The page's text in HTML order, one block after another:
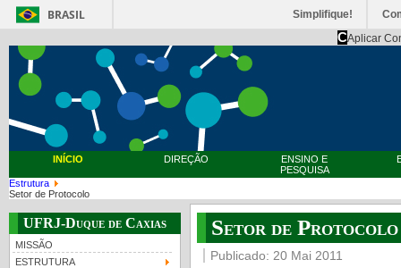
BRASIL Simplifique!
CAplicar
INÍCIO DIREÇÃO
ENSINO E
PESQUISA
Estrutura
Setor de Protocolo
UFRJ-Duque de Caxias
MISSÃO
ESTRUTURA
Setor de Protocolo
Publicado: 20 Mai 2011